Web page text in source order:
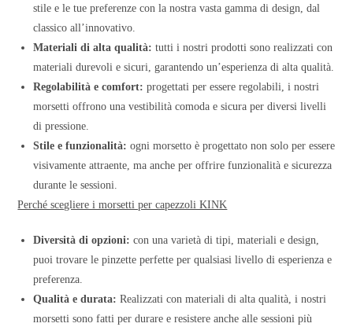
stile e le tue preferenze con la nostra vasta gamma di design, dal
classico all’innovativo.
Materiali di alta qualità: tutti i nostri prodotti sono realizzati con
materiali durevoli e sicuri, garantendo un’esperienza di alta qualità.
Regolabilità e comfort: progettati per essere regolabili, i nostri
morsetti offrono una vestibilità comoda e sicura per diversi livelli
di pressione.
Stile e funzionalità: ogni morsetto è progettato non solo per essere
visivamente attraente, ma anche per offrire funzionalità e sicurezza
durante le sessioni.
Perché scegliere i morsetti per capezzoli KINK
Diversità di opzioni: con una varietà di tipi, materiali e design,
puoi trovare le pinzette perfette per qualsiasi livello di esperienza e
preferenza.
Qualità e durata: Realizzati con materiali di alta qualità, i nostri
morsetti sono fatti per durare e resistere anche alle sessioni più